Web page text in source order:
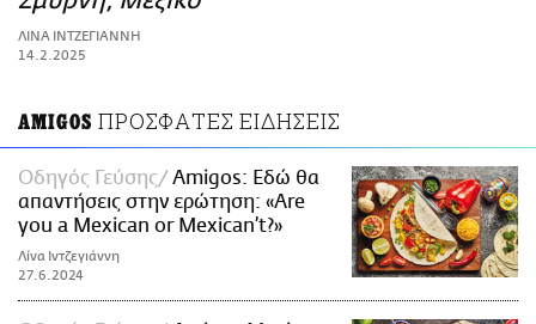
ΑΜΠΑ
PRINT
ΛΙΝΑ ΙΝΤΖΕΓΙΑΝΝΗ
14.2.2025
AMIGOS ΠΡΟΣΦΑΤΕΣ ΕΙΔΗΣΕΙΣ
Οδηγός Γεύσης
Amigos: Εδώ θα
απαντήσεις στην ερώτηση: «Are
you a Μexican or Μexican’t?»
Λίνα Ιντζεγιάννη
27.6.2024